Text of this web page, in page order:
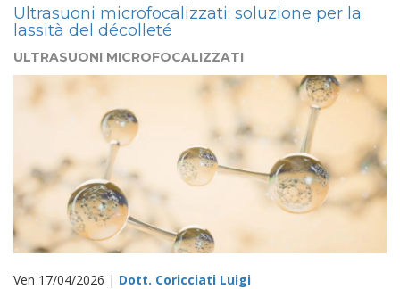
Ultrasuoni microfocalizzati: soluzione per la
lassità del décolleté
ULTRASUONI MICROFOCALIZZATI
Ven 17/04/2026 | Dott. Coricciati Luigi